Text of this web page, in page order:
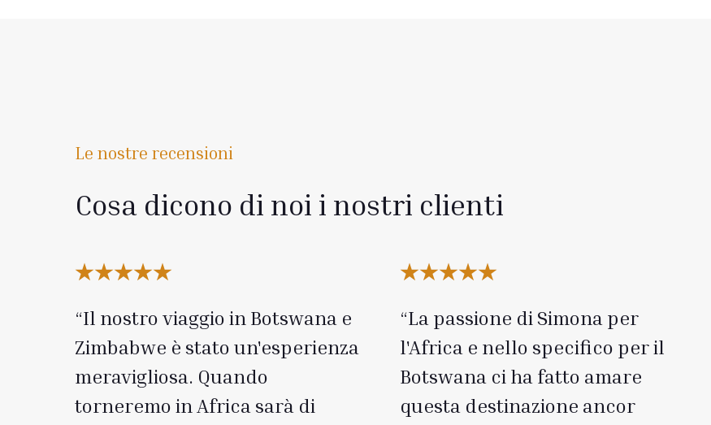
Le nostre recensioni
Cosa dicono di noi i nostri clienti
Il nostro viaggio in Botswana e
Zimbabwe è stato un'esperienza
meravigliosa. Quando
torneremo in Africa sarà di
La passione di Simona per
l'Africa e nello specifico per il
Botswana ci ha fatto amare
questa destinazione ancor